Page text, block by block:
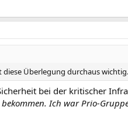
Überlegung durchaus wichtig.
bei der kritischer
Ich war Prio-